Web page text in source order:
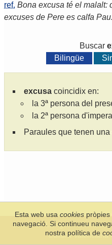
ref. Bona excusa té el malalt:
excuses de Pere es calfa Pau.
Buscar
Bilingüe
excusa coincidix en:
la 3ª persona del
la 2ª persona
Paraules que tenen
Secció de Llengua i Lliteratura
Cultura Valenciana
Esta web usacookies
navegació. Si continueu
nostra política de